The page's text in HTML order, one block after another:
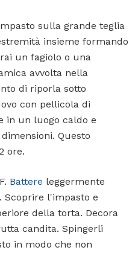
sulla grande teglia
insieme formando
un fagiolo o una
avvolta nella
di riporla sotto
con pellicola di
in un luogo caldo e
Questo
ore.
Battere leggermente
Scoprire l'impasto e
della torta. Decora
candita. Spingerli
in modo che non